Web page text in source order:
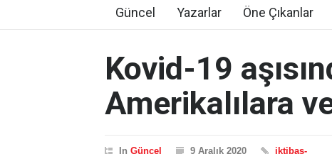
Güncel Yazarlar Öne Çıkanlar
Kovid-19
Amerikalılara
In Güncel 9 Aralık 2020 iktibas-